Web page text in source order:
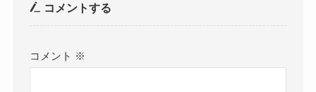
コメントする
コメント ※